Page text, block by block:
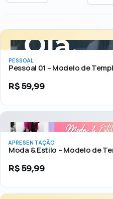
PREÇO
Todos Até R$50
OFERTA 🏷 Em promoção
PESSOAL
Pessoal 01 – Modelo de
R$59,99
APRESENTAÇÃO
Moda & Estilo – Modelo de
R$59,99